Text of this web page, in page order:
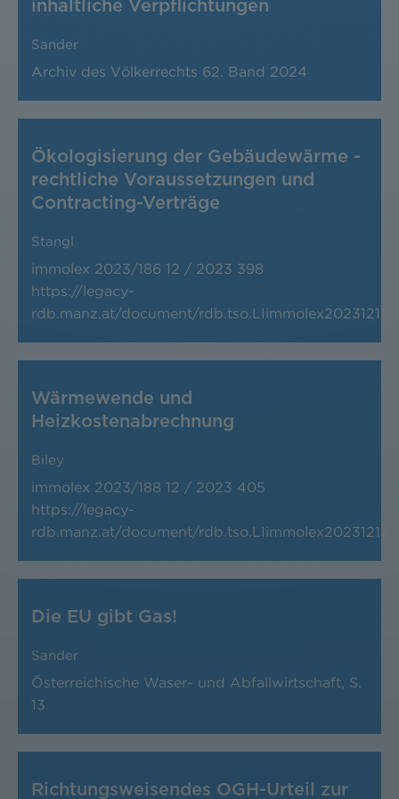
inhaltliche Verpflichtungen
Sander
Archiv des Völkerrechts 62. Band 2024
Ökologisierung der Gebäudewärme -
rechtliche Voraussetzungen und
Contracting-Verträge
Stangl
immolex 2023/186 12 / 2023 398
https://legacy-
rdb.manz.at/document/rdb.tso.LIimmolex20231211
Wärmewende und
Heizkostenabrechnung
Biley
immolex 2023/188 12 / 2023 405
https://legacy-
rdb.manz.at/document/rdb.tso.LIimmolex20231213
Die EU gibt Gas!
Sander
Österreichische Waser- und Abfallwirtschaft, S.
13
Richtungsweisendes OGH-Urteil zur